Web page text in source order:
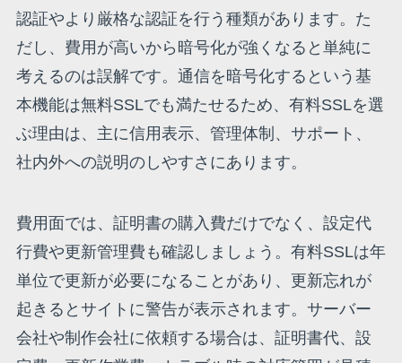
認証やより厳格な認証を行う種類があります。た
だし、費用が高いから暗号化が強くなると単純に
考えるのは誤解です。通信を暗号化するという基
本機能は無料SSLでも満たせるため、有料SSLを選
ぶ理由は、主に信用表示、管理体制、サポート、
社内外への説明のしやすさにあります。
費用面では、証明書の購入費だけでなく、設定代
行費や更新管理費も確認しましょう。有料SSLは年
単位で更新が必要になることがあり、更新忘れが
起きるとサイトに警告が表示されます。サーバー
会社や制作会社に依頼する場合は、証明書代、設